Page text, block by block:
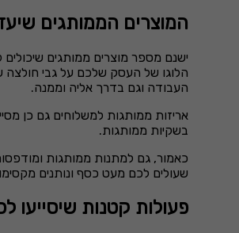
המוצרים הממותגים
ישנם מספר מוצרים ממותגים
הלוגו של העסק שלכם על גבי
העבודה וגם בדרך אליה וממנה.
אריזות ממותגות למשלוחים גם כן
בשקיות ממותגות.
כאמור, גם למתנות ממותגות
שעולים לכם מעט כסף ונותנים
פעולות קטנות שיסייעו